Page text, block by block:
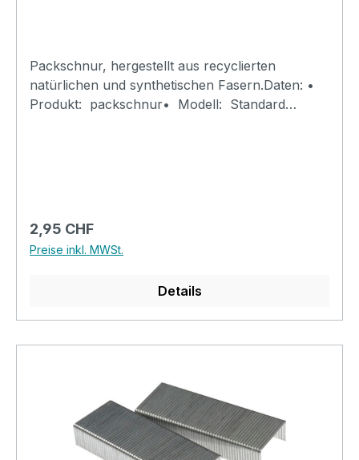
Packschnur, hergestellt aus recyclierten
natürlichen und synthetischen Fasern.Daten: •
Produkt: packschnur• Modell: Standard
0.2kg
Regulärer Preis:
2,95 CHF
Preise inkl. MWSt.
Details